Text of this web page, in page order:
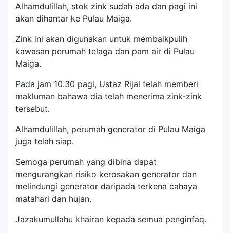
Alhamdulillah, stok zink sudah ada dan pagi ini
akan dihantar ke Pulau Maiga.
Zink ini akan digunakan untuk membaikpulih
kawasan perumah telaga dan pam air di Pulau
Maiga.
Pada jam 10.30 pagi, Ustaz Rijal telah memberi
makluman bahawa dia telah menerima zink-zink
tersebut.
Alhamdulillah, perumah generator di Pulau Maiga
juga telah siap.
Semoga perumah yang dibina dapat
mengurangkan risiko kerosakan generator dan
melindungi generator daripada terkena cahaya
matahari dan hujan.
Jazakumullahu khairan kepada semua penginfaq.